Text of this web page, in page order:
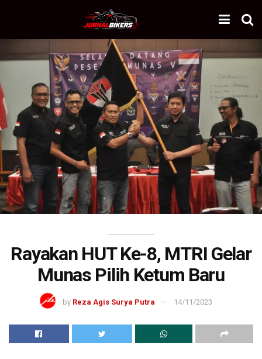
Rayakan HUT Ke-8, MTRI Gelar
Munas Pilih Ketum Baru
by Reza Agis Surya Putra 14/11/2023